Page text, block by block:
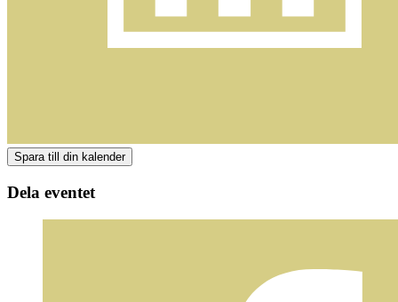
Dela eventet